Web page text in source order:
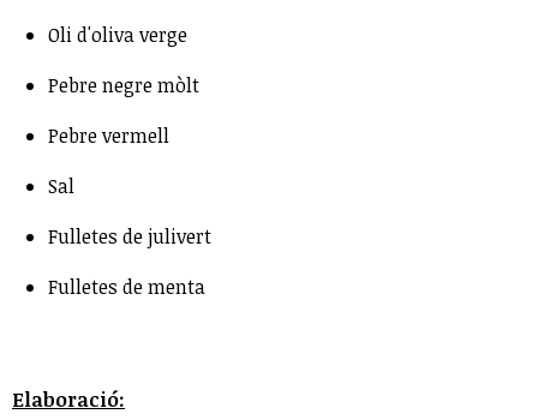
Oli d'oliva verge
Pebre negre mòlt
Pebre vermell
Sal
Fulletes de julivert
Fulletes de menta
Elaboració: